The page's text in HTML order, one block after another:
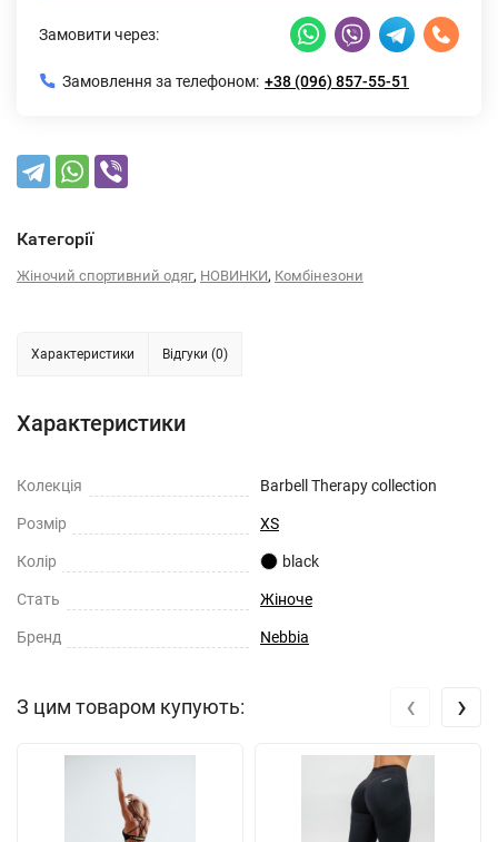
Замовити через:
Замовлення за телефоном: +38 (096) 857-55-51
Категорії
Жіночий спортивний одяг, НОВИНКИ, Комбінезони
Характеристики Відгуки (0)
Характеристики
Колекція Barbell Therapy collection
Розмiр XS
Колiр black
Стать Жіноче
Бренд Nebbia
З цим товаром купують: ‹ ›